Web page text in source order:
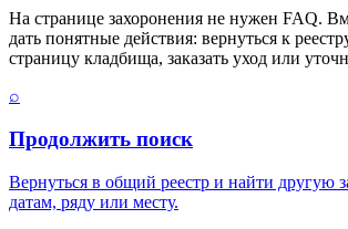
На странице захоронения не нужен FAQ.
дать понятные действия: вернуться к
страницу кладбища, заказать уход или
⌕
Продолжить поиск
Вернуться в общий реестр и найти другую
датам, ряду или месту.